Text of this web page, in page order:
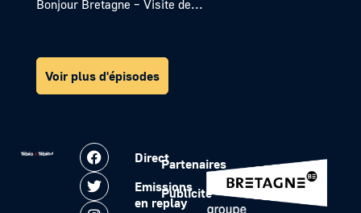
Bonjour Bretagne – Visite de...
Voir plus d'épisodes
Direct
Emissions
en replay
Partenaires
Publicité